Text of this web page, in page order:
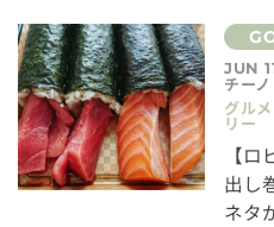
JUN
チーノ
グル
リー
【
出し
ネタ